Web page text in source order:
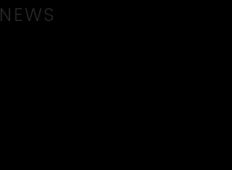
NEWS